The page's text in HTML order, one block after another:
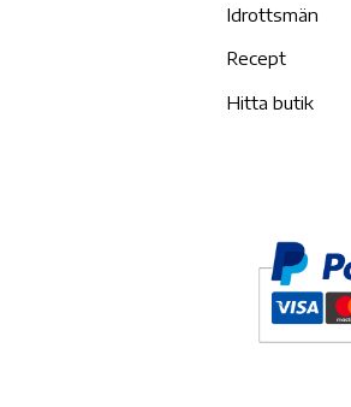
Idrottsmän
Recept
Hitta butik